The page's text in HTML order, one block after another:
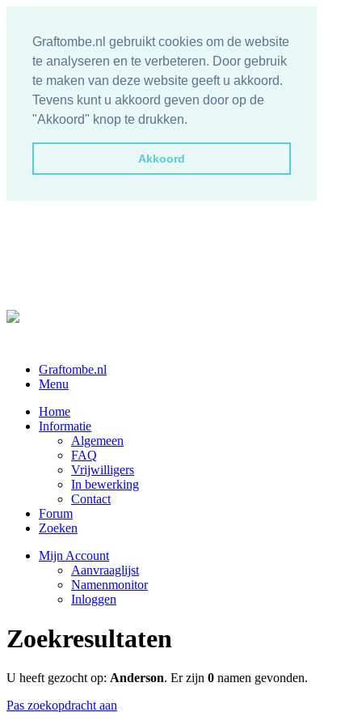
Graftombe.nl gebruikt cookies om de website
te analyseren en te verbeteren. Door gebruik
te maken van deze website geeft u akkoord.
Tevens kunt u akkoord geven door op de
"Akkoord" knop te drukken.
Akkoord
Graftombe.nl
Menu
Home
Informatie
Algemeen
FAQ
Vrijwilligers
In bewerking
Contact
Forum
Zoeken
Mijn Account
Aanvraaglijst
Namenmonitor
Inloggen
Zoekresultaten
U heeft gezocht op: Anderson. Er zijn 0 namen gevonden.
Pas zoekopdracht aan